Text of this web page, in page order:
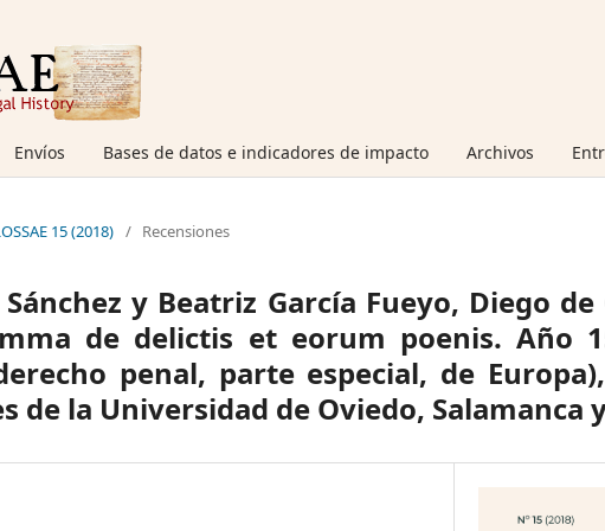
Envíos Bases de datos e indicadores de impacto Archivos
15 (2018) / Recensiones
Sánchez y Beatriz García Fueyo, Diego
de delictis et eorum poenis. Año
penal, parte especial, de
de la Universidad de Oviedo, Salamanca